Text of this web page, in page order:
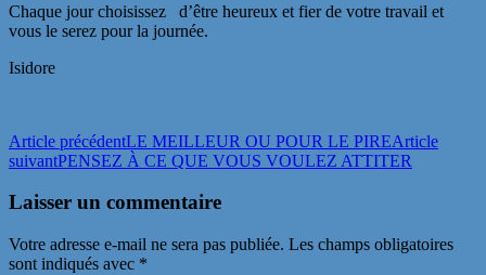
Chaque jour choisissez d’être heureux et fier de votre travail et
vous le serez pour la journée.
Isidore
Navigation
des
articles
Article précédentLE MEILLEUR OU POUR LE PIREArticle
suivantPENSEZ À CE QUE VOUS VOULEZ ATTITER
Laisser un commentaire
Votre adresse e-mail ne sera pas publiée. Les champs obligatoires
sont indiqués avec *